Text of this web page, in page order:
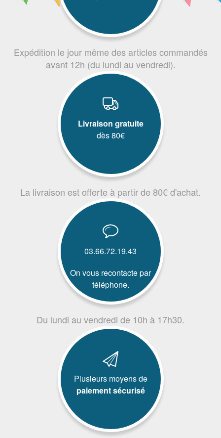
Expédition le jour même des articles commandés
avant 12h (du lundi au vendredi).
Livraison gratuite
dès 80€
La livraison est offerte à partir de 80€ d'achat.
03.66.72.19.43
On vous recontacte par
téléphone.
Du lundi au vendredi de 10h à 17h30.
Plusieurs moyens de
paiement sécurisé